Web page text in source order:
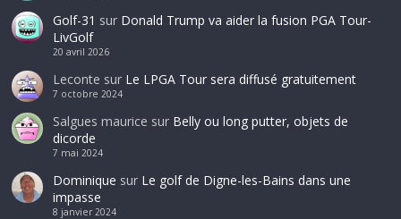
Golf-31 sur Donald Trump va aider la fusion PGA Tour-
LivGolf
20 avril 2026
Leconte sur Le LPGA Tour sera diffusé gratuitement
7 octobre 2024
Salgues maurice sur Belly ou long putter, objets de
dicorde
7 mai 2024
Dominique sur Le golf de Digne-les-Bains dans une
impasse
8 janvier 2024